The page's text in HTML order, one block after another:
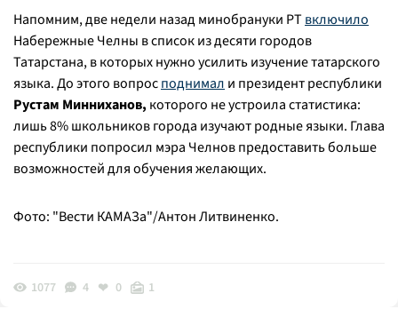
Напомним, две недели назад минобрануки РТ включило
Набережные Челны в список из десяти городов
Татарстана, в которых нужно усилить изучение татарского
языка. До этого вопросподнимал и президент республики
Рустам Минниханов, которого не устроила статистика:
лишь 8% школьников города изучают родные языки. Глава
республики попросил мэра Челнов предоставить больше
возможностей для обучения желающих.
Фото: "Вести КАМАЗа"/Антон Литвиненко.
1077 4 0 1